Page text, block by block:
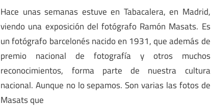
Hace unas semanas estuve en Tabacalera, en Madrid,
viendo una exposición del fotógrafo Ramón Masats. Es
un fotógrafo barcelonés nacido en 1931, que además de
premio nacional de fotografía y otros muchos
reconocimientos, forma parte de nuestra cultura
nacional. Aunque no lo sepamos. Son varias las fotos de
Masats que